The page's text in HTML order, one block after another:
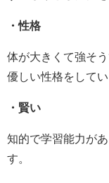
・性格
体が大きくて強そ
優しい性格をしてい
・賢い
知的で学習能力が
す。